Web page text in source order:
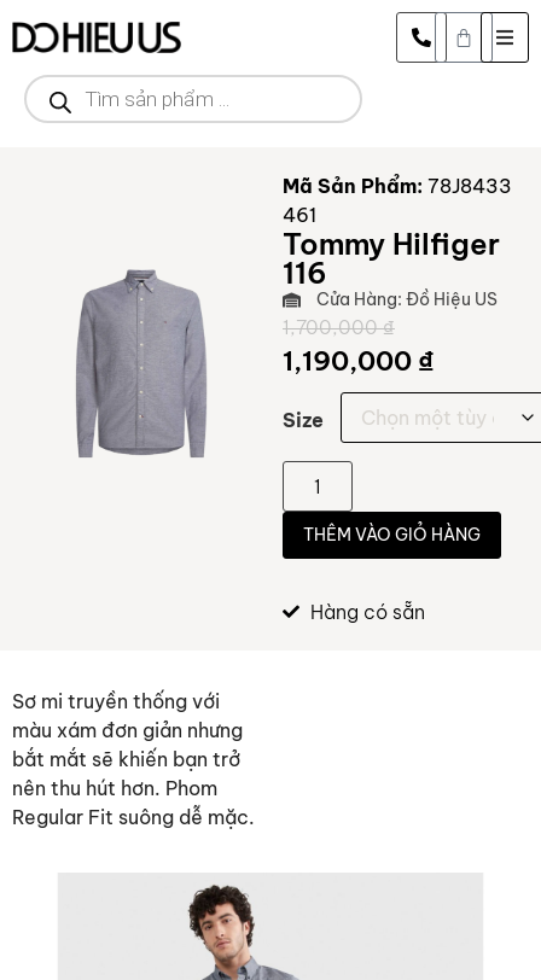
Mã Sản Phẩm: 78J8433
461
Tommy Hilfiger
116
Cửa Hàng: Đồ Hiệu US
1,700,000₫
1,190,000 ₫
Size
THÊM VÀO GIỎ HÀNG
Hàng có sẵn
Sơ mi truyền thống với
màu xám đơn giản nhưng
bắt mắt sẽ khiến bạn trở
nên thu hút hơn. Phom
Regular Fit suông dễ mặc.